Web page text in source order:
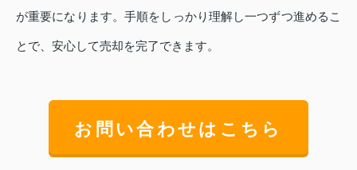
が重要になります。手順をしっかり理解し一つずつ進めるこ
とで、安心して売却を完了できます。
お問い合わせはこちら